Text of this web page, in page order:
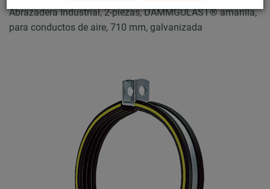
Abrazadera Industrial, 2-piezas, DÄMMGULAST® amarilla,
para conductos de aire, 710 mm, galvanizada